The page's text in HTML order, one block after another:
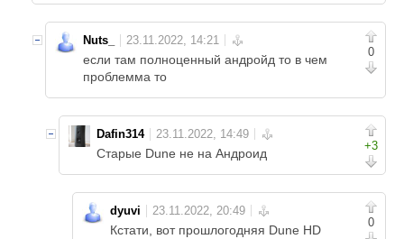
0
Nuts_
если там полноценный андройд то в чем
проблемма то
+3
Dafin314
Старые Dune не на Андроид
0
dyuvi
Кстати, вот прошлогодняя Dune HD